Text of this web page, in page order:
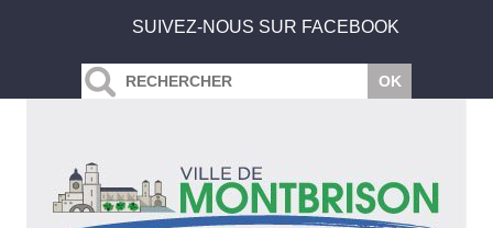
SUIVEZ-NOUS SUR FACEBOOK